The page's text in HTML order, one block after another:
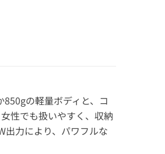
850gの軽量ボディと、コ
性でも扱いやすく、収納
出力により、パワフルな